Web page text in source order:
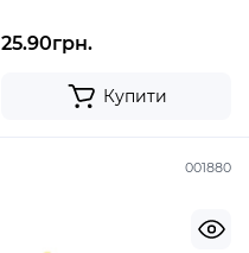
25.90грн.
Купити
001880